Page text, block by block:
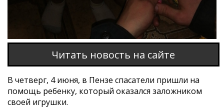
Читать новость на сайте
В четверг, 4 июня, в Пензе спасатели пришли на
помощь ребенку, который оказался заложником
своей игрушки.